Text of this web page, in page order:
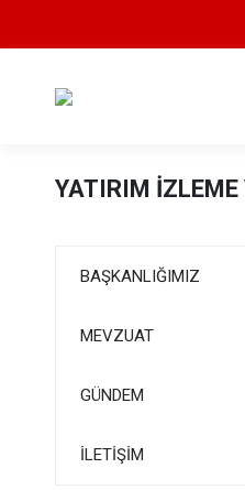
YATIRIM İZLEME
BAŞKANLIĞIMIZ
MEVZUAT
GÜNDEM
İLETİŞİM